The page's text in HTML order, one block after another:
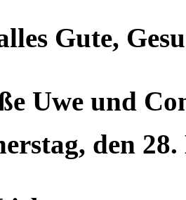
Gute,
Uwe und
den